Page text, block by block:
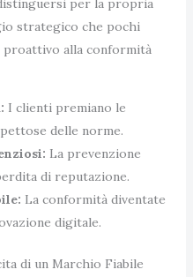
strategico che pochi
proattivo alla conformità
I clienti premiano le
delle norme.
La prevenzione
di reputazione.
La conformità diventate
digitale.
di un Marchio Fiabile